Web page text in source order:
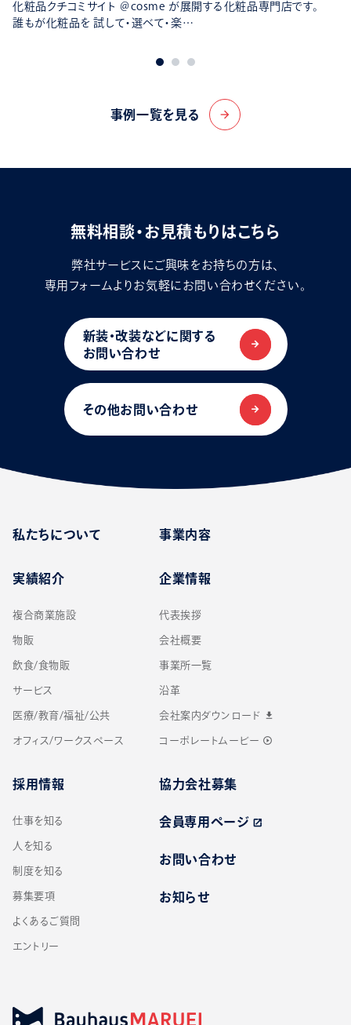
化粧品クチコミサイト ＠cosme が展開する化粧品専門店です。
誰もが化粧品を 試して・選べて・楽…
事例一覧を見る arrow_forward
無料相談・お見積もりはこちら
弊社サービスにご興味をお持ちの方は、
専用フォームよりお気軽にお問い合わせください。
新装・改装などに関する
お問い合わせ
その他お問い合わせ
私たちについて
実績紹介
複合商業施設
物販
飲食/食物販
サービス
医療/教育/福祉/公共
オフィス/ワークスペース
事業内容
企業情報
代表挨拶
会社概要
事業所一覧
沿革
会社案内ダウンロード download
コーポレートムービー play_circle_outline
採用情報
仕事を知る
人を知る
制度を知る
募集要項
よくあるご質問
エントリー
協力会社募集
会員専用ページ open_in_new
お問い合わせ
お知らせ